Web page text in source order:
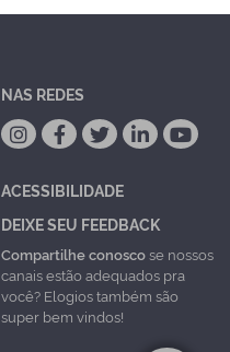
NAS REDES
ACESSIBILIDADE
DEIXE SEU FEEDBACK
Compartilhe conoscose nossos
canais estão adequados pra
você? Elogios também são
super bem vindos!